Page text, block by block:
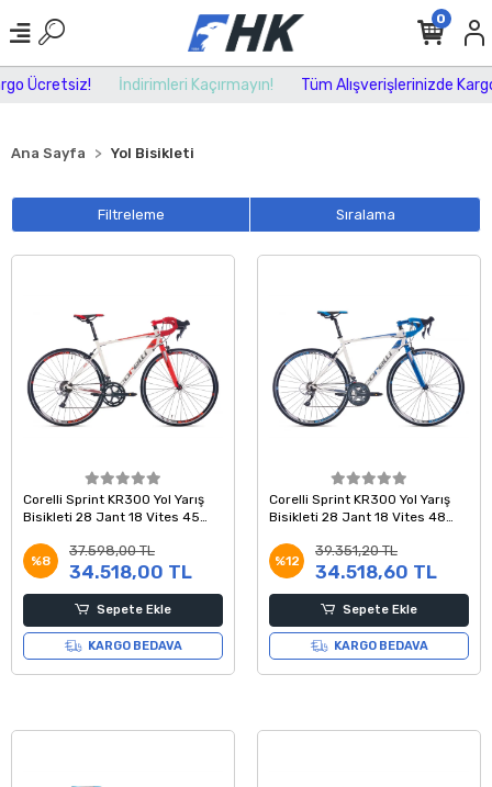
Ücretsiz! İndirimleri Kaçırmayın! Tüm Alışverişlerinizde Kargo
0
Ana Sayfa Yol Bisikleti
Filtreleme Sıralama
Corelli Sprint KR300 Yol Yarış
Bisikleti 28 Jant 18 Vites 45
%8
37.598,00 TL
34.518,00 TL
Sepete Ekle
KARGO BEDAVA
Corelli Sprint KR300 Yol Yarış
Bisikleti 28 Jant 18 Vites 48
%12
39.351,20 TL
34.518,60 TL
Sepete Ekle
KARGO BEDAVA